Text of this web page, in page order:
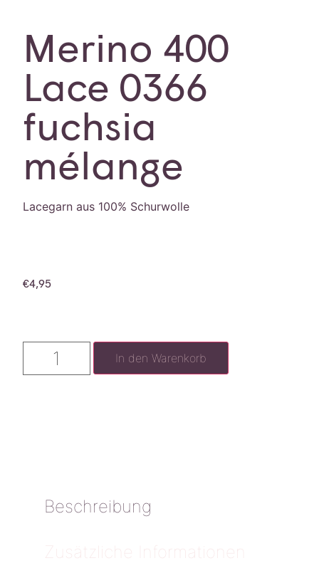
Merino 400
Lace 0366
fuchsia
mélange
Lacegarn aus 100% Schurwolle
€4,95
In den Warenkorb
Beschreibung
Zusätzliche Informationen